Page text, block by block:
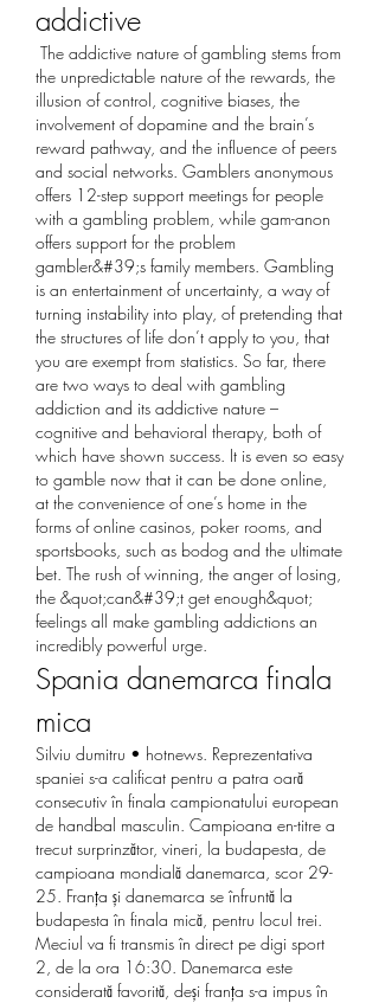
addictive
the unpredictable nature of the rewards, the
illusion of control, cognitive biases, the
involvement of dopamine and the brain’s
reward pathway, and the influence of peers
and social networks. Gamblers anonymous
offers 12-step support meetings for people
with a gambling problem, while gam-anon
offers support for the problem
gambler&#39;s family members. Gambling
is an entertainment of uncertainty, a way of
turning instability into play, of pretending that
the structures of life don’t apply to you, that
you are exempt from statistics. So far, there
are two ways to deal with gambling
addiction and its addictive nature –
cognitive and behavioral therapy, both of
which have shown success. It is even so easy
to gamble now that it can be done online,
at the convenience of one’s home in the
forms of online casinos, poker rooms, and
sportsbooks, such as bodog and the ultimate
bet. The rush of winning, the anger of losing,
the &quot;can&#39;t get enough&quot;
feelings all make gambling addictions an
incredibly powerful urge.
Spania danemarca finala
mica
Silviu dumitru • hotnews. Reprezentativa
spaniei s-a calificat pentru a patra oară
consecutiv în finala campionatului european
de handbal masculin. Campioana en-titre a
trecut surprinzător, vineri, la budapesta, de
campioana mondială danemarca, scor 29-
25. Franța și danemarca se înfruntă la
budapesta în finala mică, pentru locul trei.
Meciul va fi transmis în direct pe digi sport
2, de la ora 16:30. Danemarca este
considerată favorită, deși franța s-a impus în